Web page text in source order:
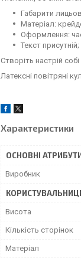
Габарити
Матеріал:
Оформлення:
Текст присутній;
Створіть настрій
Латексні повітряні
Характеристики
ОСНОВНІ
Виробник
Висота
Кількість сторінок
Матеріал